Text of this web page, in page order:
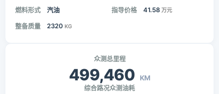
燃料形式 汽油 指导价格 41.58 万元
整备质量 2320 KG
众测总里程
499,460 KM
综合路况众测油耗